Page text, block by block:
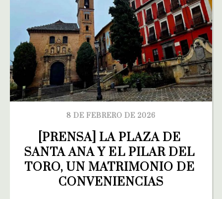
8 DE FEBRERO DE 2026
[PRENSA] LA PLAZA DE
SANTA ANA Y EL PILAR DEL
TORO, UN MATRIMONIO DE
CONVENIENCIAS